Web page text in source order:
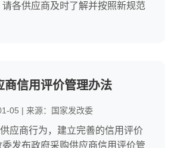
各供应商及时了解并按照新规范
商信用评价管理办法
05 | 来源：国家发改委
应商行为，建立完善的信用评价
发布政府采购供应商信用评价管